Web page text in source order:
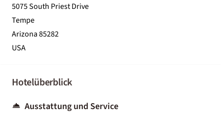
5075 South Priest Drive
Tempe
Arizona 85282
USA
Hotelüberblick
Ausstattung und Service